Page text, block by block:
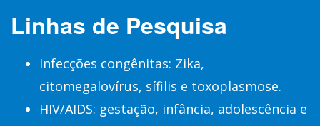
Linhas de Pesquisa
Infecções congênitas: Zika,
citomegalovírus, sífilis e toxoplasmose.
HIV/AIDS: gestação, infância, adolescência e